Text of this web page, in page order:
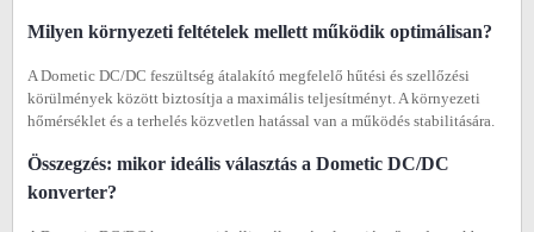
Milyen környezeti feltételek mellett működik optimálisan?
A Dometic DC/DC feszültség átalakító megfelelő hűtési és szellőzési
körülmények között biztosítja a maximális teljesítményt. A környezeti
hőmérséklet és a terhelés közvetlen hatással van a működés stabilitására.
Összegzés: mikor ideális választás a Dometic DC/DC
konverter?